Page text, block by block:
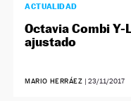
ACTUALIDAD
Octavia Combi
ajustado
MARIO HERRÁEZ | 23/11/2017